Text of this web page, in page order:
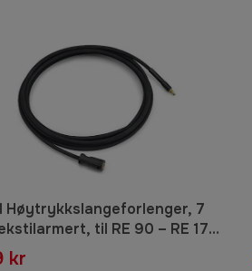
Høytrykkslangeforlenger, 7
til RE 90 – RE 170
Tilbehør høytrykksvasker
kr